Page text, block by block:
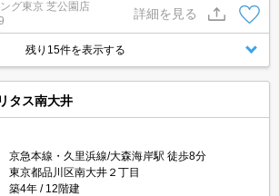
します！
グ東京 芝公園店
詳細を見る
残り15件を表示する
タス南大井
京急本線・久里浜線/大森海岸駅 徒歩8分
東京都品川区南大井２丁目
築4年
12階建